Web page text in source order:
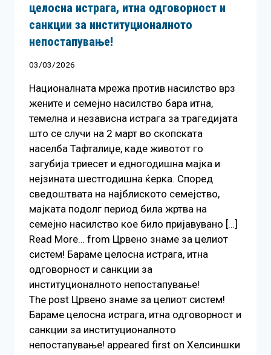
целосна истрага, итна одговорност и
санкции за институционалното
непостапување!
03/03/2026
Националната мрежа против насилство врз
жените и семејно насилство бара итна,
темелна и независна истрага за трагедијата
што се случи на 2 март во скопската
населба Тафталиџе, каде животот го
загубија триесет и едногодишна мајка и
нејзината шестгодишна ќерка. Според
сведоштвата на најблиското семејство,
мајката подолг период била жртва на
семејно насилство кое било пријавувано […]
Read More… from Црвено знаме за целиот
систем! Бараме целосна истрага, итна
одговорност и санкции за
институционалното непостапување!
The post Црвено знаме за целиот систем!
Бараме целосна истрага, итна одговорност и
санкции за институционалното
непостапување! appeared first on Хелсиншки